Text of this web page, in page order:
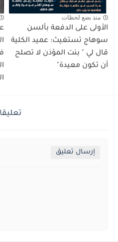
منذ بضع لحظات
الأولى على الدفعة بألسن
سوهاج تستغيث: عميد الكلية
قال لي " بنت المؤذن لا تصلح
أن تكون معيدة"
إرسال تعليق